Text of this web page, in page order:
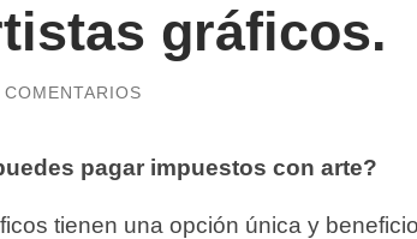
gráficos.
COMENTARIOS
pagar impuestos con arte?
tienen una opción única y